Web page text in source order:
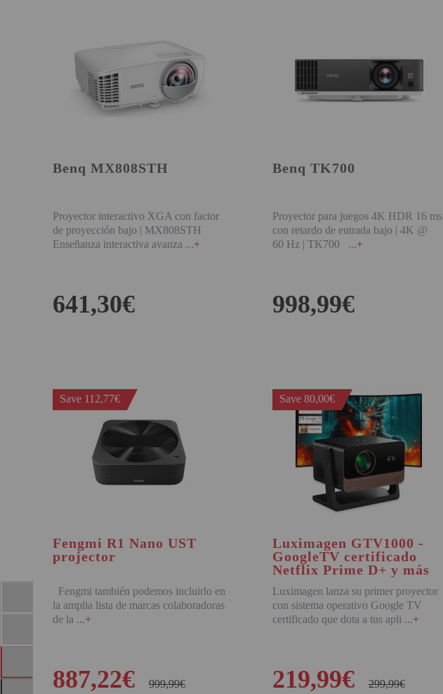
WHAT MODEL I NEED?
WIFI PROJECTORS
WORLDCUP FOOTBALL 2026
PROJECTORS
PROJECTION SCREEN
CABLE
Monday to Friday 9.00h - 15.30h
pedidos@proyectorbarato.com
Technical Assistance:
soporte@proyectorbarato.com
Benq MX808STH
Proyector interactivo XGA con factor
de proyección bajo | MX808STH
Enseñanza interactiva avanza
+
641,30€
Benq TK700
Proyector para juegos 4K HDR 16 ms
con retardo de entrada bajo | 4K @
60 Hz | TK700
+
998,99€
Save 112,77€
Fengmi R1 Nano UST
projector
Fengmi también podemos incluirlo en
la amplia lista de marcas colaboradoras
de la
+
887,22€ 999,99€
Save 80,00€
Luximagen GTV1000 -
GoogleTV certificado
Netflix Prime D+ y más
Luximagen lanza su primer proyector
con sistema operativo Google TV
certificado que dota a tus apli
+
219,99€ 299,99€